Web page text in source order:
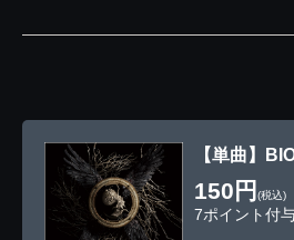
【単曲】
150円 (税込)
7ポイント付